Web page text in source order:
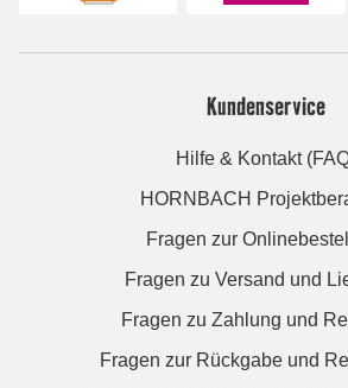
Kundenservice
Hilfe & Kontakt
HORNBACH
Fragen zur
Fragen zu Versand und
Fragen zu Zahlung und
Fragen zur Rückgabe und